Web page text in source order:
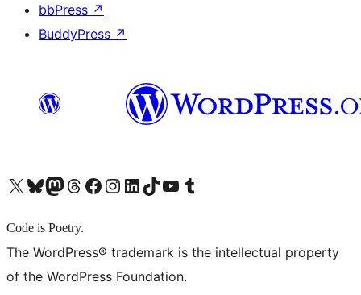
bbPress ↗
BuddyPress ↗
X (旧 Twitter) アカウントへBluesky アカウントへMastodon アカウントへThreads アカウントへ Facebook ページへInstagram アカウントへ LinkedIn アカウントへTikTok アカウントへYouTube チャンネルへ Tumblr アカウントへ
Code is Poetry.
The WordPress® trademark is the intellectual property
of the WordPress Foundation.